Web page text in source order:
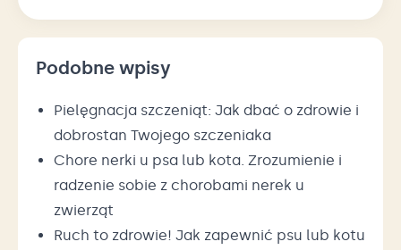
Podobne wpisy
Pielęgnacja szczeniąt: Jak dbać o zdrowie i
dobrostan Twojego szczeniaka
Chore nerki u psa lub kota. Zrozumienie i
radzenie sobie z chorobami nerek u
zwierząt
Ruch to zdrowie! Jak zapewnić psu lub kotu